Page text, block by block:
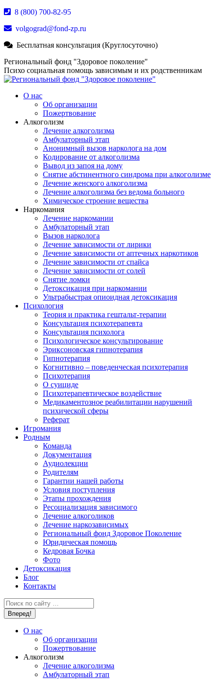
Перейти
содержанию
8 (800) 700-82-95
volgograd@fond-zp.ru
Бесплатная консультация (Круглосуточно)
Страница
Whatsapp
открывается
новом
Страница
Телеграм
открывается
новом
Страница
YouTube
открывается
новом
Региональный фонд "Здоровое поколение"
Психо социальная помощь зависимым и их родственникам
О нас
Об организации
Пожертвование
Алкоголизм
Лечение алкоголизма
Амбулаторный этап
Анонимный вызов нарколога на дом
Кодирование от алкоголизма
Вывод из запоя на дому
Снятие абстинентного синдрома при алкоголизме
Лечение женского алкоголизма
Лечение алкоголизма без ведома больного
Химическое строение вещества
Наркомания
Лечение наркомании
Амбулаторный этап
Вызов нарколога
Лечение зависимости от лирики
Лечение зависимости от аптечных наркотиков
Лечение зависимости от спайса
Лечение зависимости от солей
Снятие ломки
Детоксикация при наркомании
Ультрабыстрая опиоидная детоксикация
Психология
Теория и практика гештальт-терапии
Консультация психотерапевта
Консультация психолога
Психологическое консультирование
Эриксоновская гипнотерапия
Гипнотерапия
Когнитивно – поведенческая психотерапия
Психотерапия
О суициде
Психотерапевтическое воздействие
Медикаментозное реабилитации нарушений
психической сферы
Реферат
Игромания
Родным
Команда
Документация
Аудиолекции
Родителям
Гарантии нашей работы
Условия поступления
Этапы прохождения
Ресоциализация зависимого
Лечение алкоголиков
Лечение наркозависимых
Региональный фонд Здоровое Поколение
Юридическая помощь
Кедровая Бочка
Фото
Детоксикация
Блог
Контакты
Поиск:
О нас
Об организации
Пожертвование
Алкоголизм
Лечение алкоголизма
Амбулаторный этап